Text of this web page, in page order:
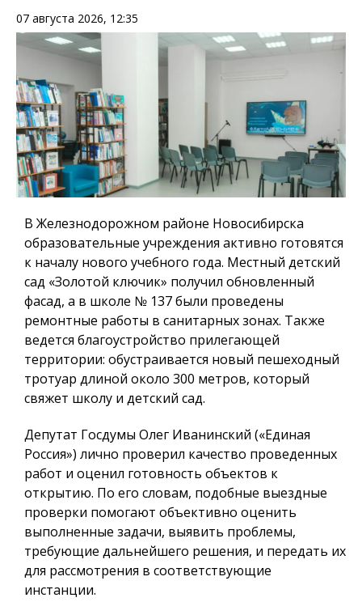
07 августа 2026, 12:35
В Железнодорожном районе Новосибирска
образовательные учреждения активно готовятся
к началу нового учебного года. Местный детский
сад «Золотой ключик» получил обновленный
фасад, а в школе № 137 были проведены
ремонтные работы в санитарных зонах. Также
ведется благоустройство прилегающей
территории: обустраивается новый пешеходный
тротуар длиной около 300 метров, который
свяжет школу и детский сад.
Депутат Госдумы Олег Иванинский («Единая
Россия») лично проверил качество проведенных
работ и оценил готовность объектов к
открытию. По его словам, подобные выездные
проверки помогают объективно оценить
выполненные задачи, выявить проблемы,
требующие дальнейшего решения, и передать их
для рассмотрения в соответствующие
инстанции.